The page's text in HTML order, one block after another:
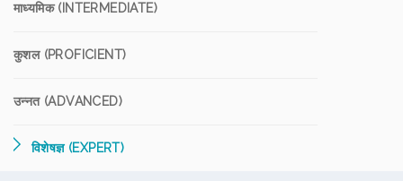
माध्यमिक (INTERMEDIATE)
कुशल (PROFICIENT)
उन्नत (ADVANCED)
विशेषज्ञ (EXPERT)